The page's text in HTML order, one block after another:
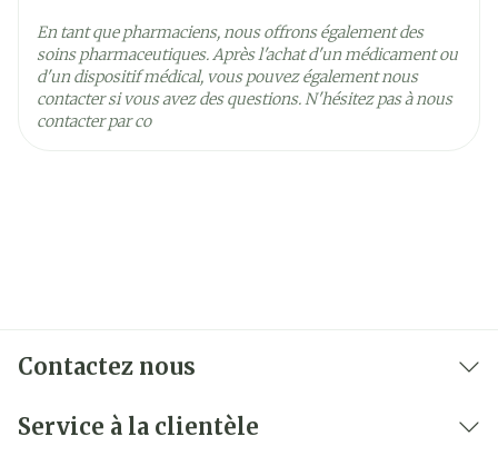
Dose initiale: 15 mg/kg (soit 3 comprimés chez
les patients de 45 kg ou plus).
S'il n'est pas possible d'être examiné par un
médecin dans les 24 heures, une seconde
entiers avec au moins un verre de liquide
En tant que pharmaciens, nous offrons également des
soins pharmaceutiques. Après l'achat d'un médicament ou
d'un dispositif médical, vous pouvez également nous
contacter si vous avez des questions. N'hésitez pas à nous
contacter par co
Contactez nous
Service à la clientèle